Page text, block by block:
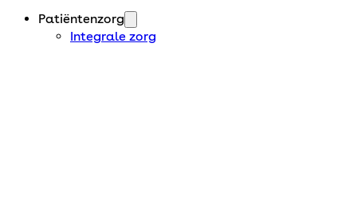
Patiëntenzorg
Integrale zorg